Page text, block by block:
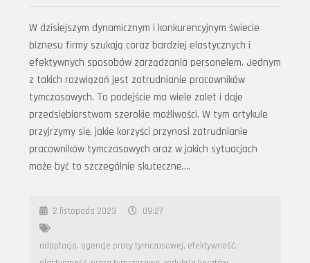
W dzisiejszym dynamicznym i konkurencyjnym świecie
biznesu firmy szukają coraz bardziej elastycznych i
efektywnych sposobów zarządzania personelem. Jednym
z takich rozwiązań jest zatrudnianie pracowników
tymczasowych. To podejście ma wiele zalet i daje
przedsiębiorstwom szerokie możliwości. W tym artykule
przyjrzymy się, jakie korzyści przynosi zatrudnianie
pracowników tymczasowych oraz w jakich sytuacjach
może być to szczególnie skuteczne….
2 listopada 2023 09:27
adaptacja, agencje pracy tymczasowej, efektywność,